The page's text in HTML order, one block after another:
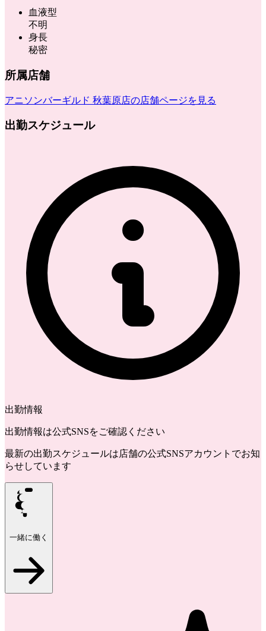
血液型
不明
身長
秘密
所属店舗
アニソンバーギルド 秋葉原店の店舗ページを見る
出勤スケジュール
出勤情報
出勤情報は公式SNSをご確認ください
最新の出勤スケジュールは店舗の公式SNSアカウントでお知
らせしています
一緒に働く